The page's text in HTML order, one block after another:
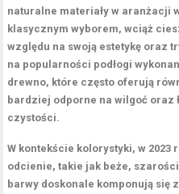
naturalne materiały w aranżacji
klasycznym wyborem, wciąż
względu na swoją estetykę oraz
na popularności podłogi
drewno, które często oferują
bardziej odporne na wilgoć oraz
czystości.
W kontekście kolorystyki, w 2023
odcienie, takie jak beże,
barwy doskonale komponują się